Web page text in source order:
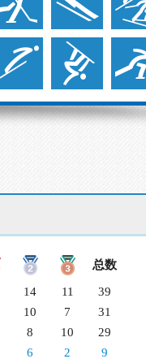
总数
14 11
39
10 7
31
8 10
29
6 2 9